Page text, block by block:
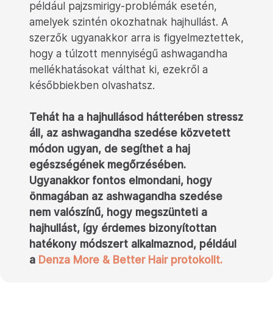
például pajzsmirigy-problémák esetén,
amelyek szintén okozhatnak hajhullást. A
szerzők ugyanakkor arra is figyelmeztettek,
hogy a túlzott mennyiségű ashwagandha
mellékhatásokat válthat ki, ezekről a
későbbiekben olvashatsz.
Tehát ha a hajhullásod hátterében stressz
áll, az ashwagandha szedése közvetett
módon ugyan, de segíthet a haj
egészségének megőrzésében.
Ugyanakkor fontos elmondani, hogy
önmagában az ashwagandha szedése
nem valószínű, hogy megszünteti a
hajhullást, így érdemes bizonyítottan
hatékony módszert alkalmaznod, például
a Denza More & Better Hair protokollt.